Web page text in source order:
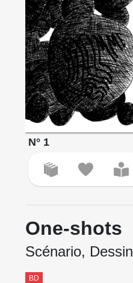
N° 1
One-shots
Scénario, Dessin
BD